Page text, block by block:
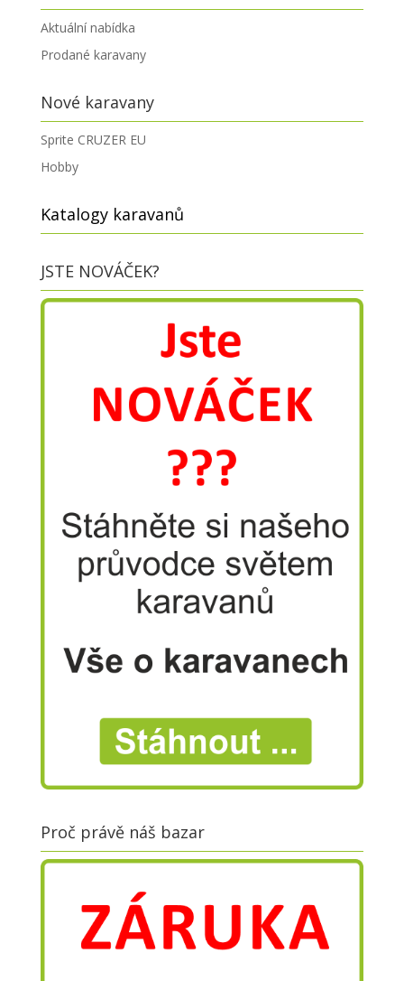
Aktuální nabídka
Prodané karavany
Nové karavany
Sprite CRUZER EU
Hobby
Katalogy karavanů
JSTE NOVÁČEK?
Proč právě náš bazar